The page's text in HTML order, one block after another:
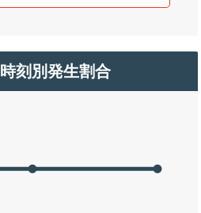
刻別発生割合